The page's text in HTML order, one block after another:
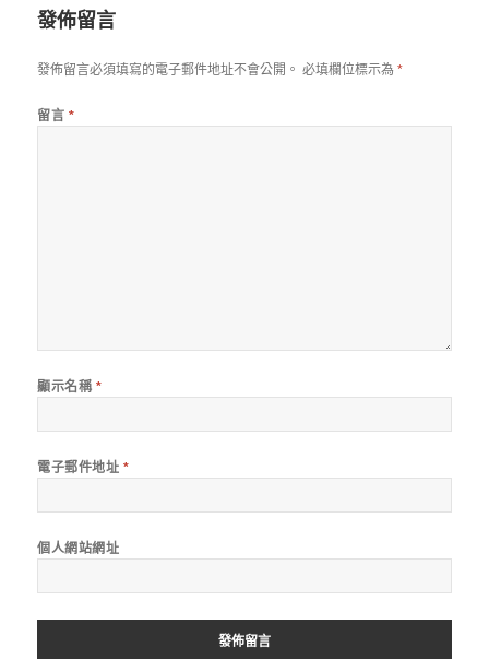
發佈留言
發佈留言必須填寫的電子郵件地址不會公開。 必填欄位標示為*
留言 *
顯示名稱 *
電子郵件地址 *
個人網站網址